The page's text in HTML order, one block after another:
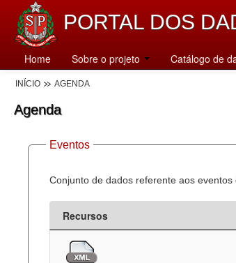
PORTAL DOS
Home Sobre o projeto Catálogo de
INÍCIO AGENDA
Agenda
Eventos
Conjunto de dados referente aos eventos
Recursos